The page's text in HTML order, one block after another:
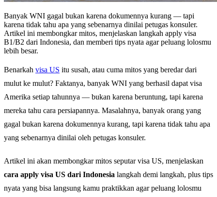
Banyak WNI gagal bukan karena dokumennya kurang — tapi
karena tidak tahu apa yang sebenarnya dinilai petugas konsuler.
Artikel ini membongkar mitos, menjelaskan langkah apply visa
B1/B2 dari Indonesia, dan memberi tips nyata agar peluang lolosmu
lebih besar.
Benarkah visa US itu susah, atau cuma mitos yang beredar dari
mulut ke mulut? Faktanya, banyak WNI yang berhasil dapat visa
Amerika setiap tahunnya — bukan karena beruntung, tapi karena
mereka tahu cara persiapannya. Masalahnya, banyak orang yang
gagal bukan karena dokumennya kurang, tapi karena tidak tahu apa
yang sebenarnya dinilai oleh petugas konsuler.
Artikel ini akan membongkar mitos seputar visa US, menjelaskan
cara apply visa US dari Indonesia langkah demi langkah, plus tips
nyata yang bisa langsung kamu praktikkan agar peluang lolosmu